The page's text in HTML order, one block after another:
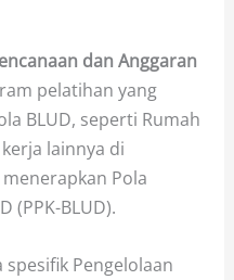
dan Anggaran
pelatihan yang
BLUD, seperti Rumah
lainnya di
Pola
(PPK-BLUD).
Pengelolaan